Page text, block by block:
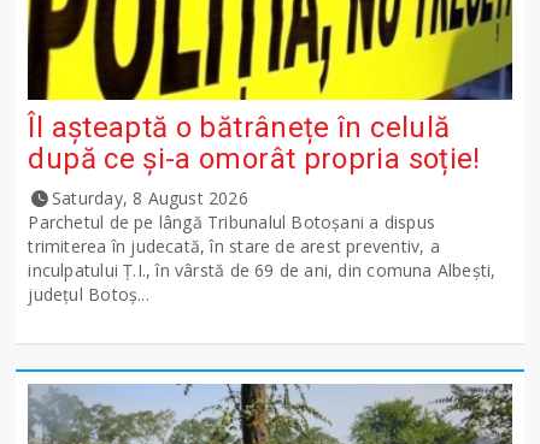
Îl așteaptă o bătrânețe în celulă
după ce și-a omorât propria soție!
Saturday, 8 August 2026
Parchetul de pe lângă Tribunalul Botoşani a dispus
trimiterea în judecată, în stare de arest preventiv, a
inculpatului Ț.I., în vârstă de 69 de ani, din comuna Albești,
județul Botoș...